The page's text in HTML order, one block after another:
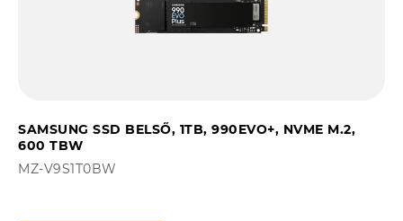
SAMSUNG SSD BELSŐ, 1TB, 990EVO+, NVME M.2,
600 TBW
MZ-V9S1T0BW